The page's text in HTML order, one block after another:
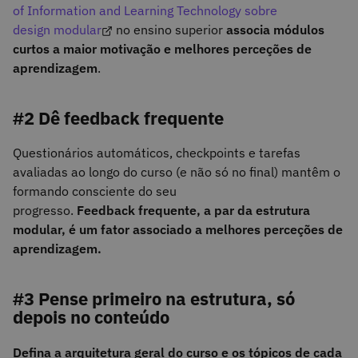
of Information and Learning Technology sobre
design modular
no ensino superior associa módulos
curtos a maior motivação e melhores perceções de
aprendizagem.
#2 Dê feedback frequente
Questionários automáticos, checkpoints e tarefas
avaliadas ao longo do curso (e não só no final) mantêm o
formando consciente do seu
progresso. Feedback frequente, a par da estrutura
modular, é um fator associado a melhores perceções de
aprendizagem.
#3 Pense primeiro na estrutura, só
depois no conteúdo
Defina a arquitetura geral do curso e os tópicos de cada